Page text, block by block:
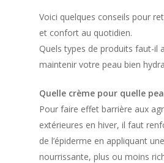
Voici quelques conseils pour
et confort au quotidien.
Quels types de produits faut-il
maintenir votre peau bien
Quelle crème pour quelle
Pour faire effet barrière aux
extérieures en hiver, il faut
de l’épiderme en appliquant
nourrissante, plus ou moins